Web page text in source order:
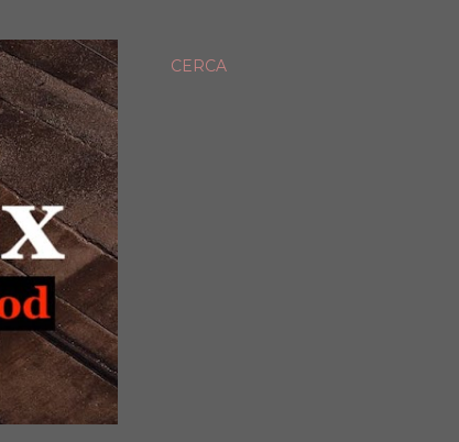
CERCA